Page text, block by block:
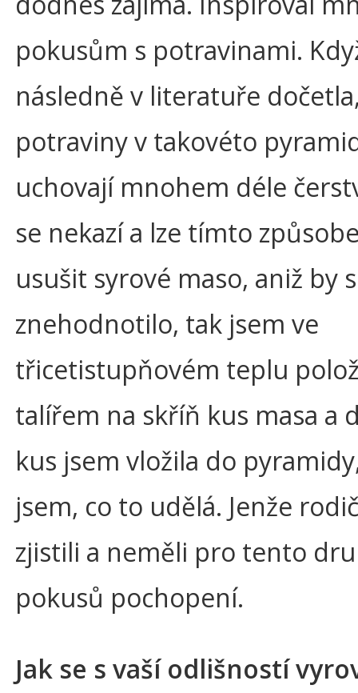
pokusům s potravinami.
následně v literatuře
potraviny v takovéto
uchovají mnohem déle
se nekazí a lze tímto
usušit syrové maso, aniž by
znehodnotilo, tak jsem ve
třicetistupňovém teplu
talířem na skříň kus masa a
kus jsem vložila do
jsem, co to udělá. Jenže
zjistili a neměli pro tento
pokusů pochopení.
Jak se s vaší odlišností